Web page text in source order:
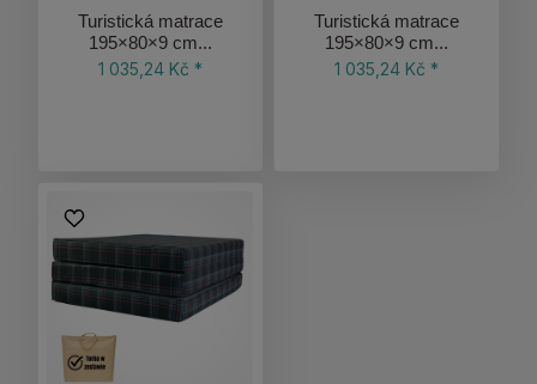
Turistická matrace
195×80×9 cm...
1 035,24 Kč *
Turistická matrace
195×80×9 cm...
1 035,24 Kč *